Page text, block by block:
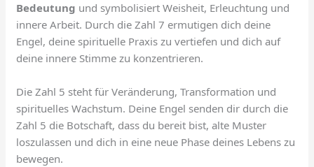
Bedeutung und symbolisiert Weisheit, Erleuchtung und
innere Arbeit. Durch die Zahl 7 ermutigen dich deine
Engel, deine spirituelle Praxis zu vertiefen und dich auf
deine innere Stimme zu konzentrieren.
Die Zahl 5 steht für Veränderung, Transformation und
spirituelles Wachstum. Deine Engel senden dir durch die
Zahl 5 die Botschaft, dass du bereit bist, alte Muster
loszulassen und dich in eine neue Phase deines Lebens zu
bewegen.